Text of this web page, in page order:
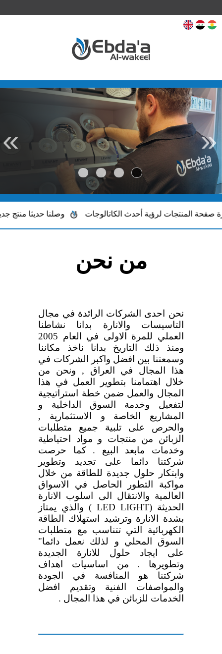
« »
المنتجات لرؤية أحدث الكاتالوجات وصلنا حديثا منتج جديد
من نحن
نحن احدى الشركات الرائدة في مجال
التاسيسات والانارة بدانا نشاطنا
العملي للمرة الاولى في العام 2005
ومنذ ذلك التاريخ بدانا ناخذ مكاننا
وسمعتنا بين افضل واكبر الشركات في
هذا المجال في العراق , ونحن من
خلال اهتمامنا بتطوير العمل في هذا
المجال والعمل ضمن خطة استراتيجية
لتفعيل وخدمة السوق الداخلية و
المشاريع الخاصة و الاستثمارية ,
والحرص على تلبية جميع متطلبات
الزبائن من منتجات و مواد احتياطية
وخدمات مابعد البيع . كما حرصت
شركتنا دائما على تجديد وتطوير
وابتكار حلول جديدة للطاقة من خلال
مواكبة التطور الحاصل في الاسواق
العالمية والانتقال الى اسلوب الانارة
الحديثة (LED LIGHT ) والذي يمتاز
بشدة الانارة وترشيد استهلاك الطاقة
الكهربائية التي تتناسب مع متطلبات
السوق المحلي و لذلك نعمل دائما"
على ايجاد حلول للانارة الجديدة
وتطويرها . من اساسيات اهداف
شركتنا هو المنافسة في الجودة
والمواصفات الفنية وتقديم افضل
الخدمات للزبائن في هذا المجال .